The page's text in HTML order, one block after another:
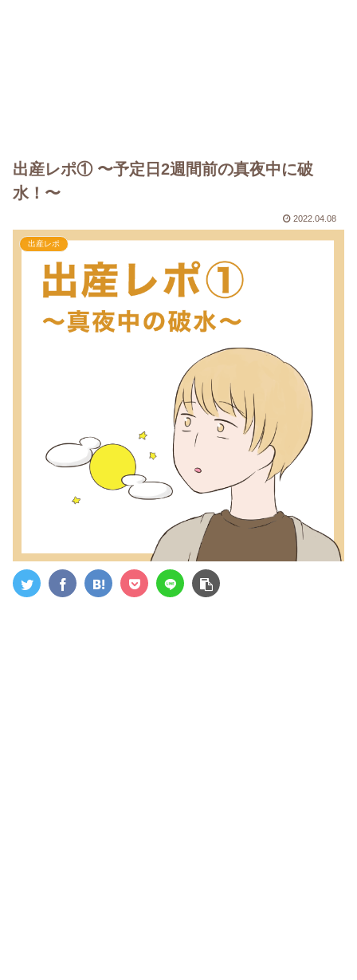
出産レポ① 〜予定日2週間前の真夜中に破
水！〜
2022.04.08
出産レポ